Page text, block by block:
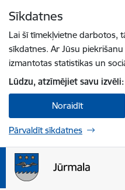
Sīkdatnes
Lai šī tīmekļvietne darbotos,
sīkdatnes. Ar Jūsu
izmantotas statistikas un
Lūdzu, atzīmējiet savu izvēli:
Noraidīt
Pārvaldīt sīkdatnes